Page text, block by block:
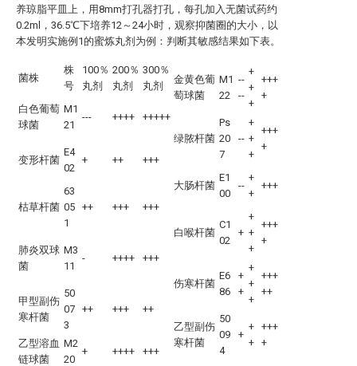
养琼脂平皿上，用8mm打孔器打孔，每孔加入无菌试药约
0.2ml，36.5℃下培养12～24小时，观察抑菌圈的大小，以
本发明实施例1的蜜炼丸剂为例：判断其敏感结果如下表。
菌株
株
号
100％
丸剂
200％
丸剂
300％
丸剂
金黄色葡
萄球菌
M1
22
--
--
+
+
+
+++
+
白色葡萄
球菌
M1
21
--- ++++
+++++
绿脓杆菌
Ps
20
7
--
+
+
+
+++
+
变形杆菌
E4
02
+ ++ +++
大肠杆菌
E1
00
--
+
+
+++
枯草杆菌
63
05
1
++ +++ +++
白喉杆菌
C1
02
+
+
+
+
+++
+
肺炎双球
菌
M3
11
- ++++ +++
伤寒杆菌
E6
86
+
+
+
+
+
+++
++
甲型副伤
寒杆菌
50
07
3
++ +++
++
乙型副伤
寒杆菌
50
09
4
+
+
+
+++
+
乙型溶血
链球菌
M2
20
+ ++++ +++